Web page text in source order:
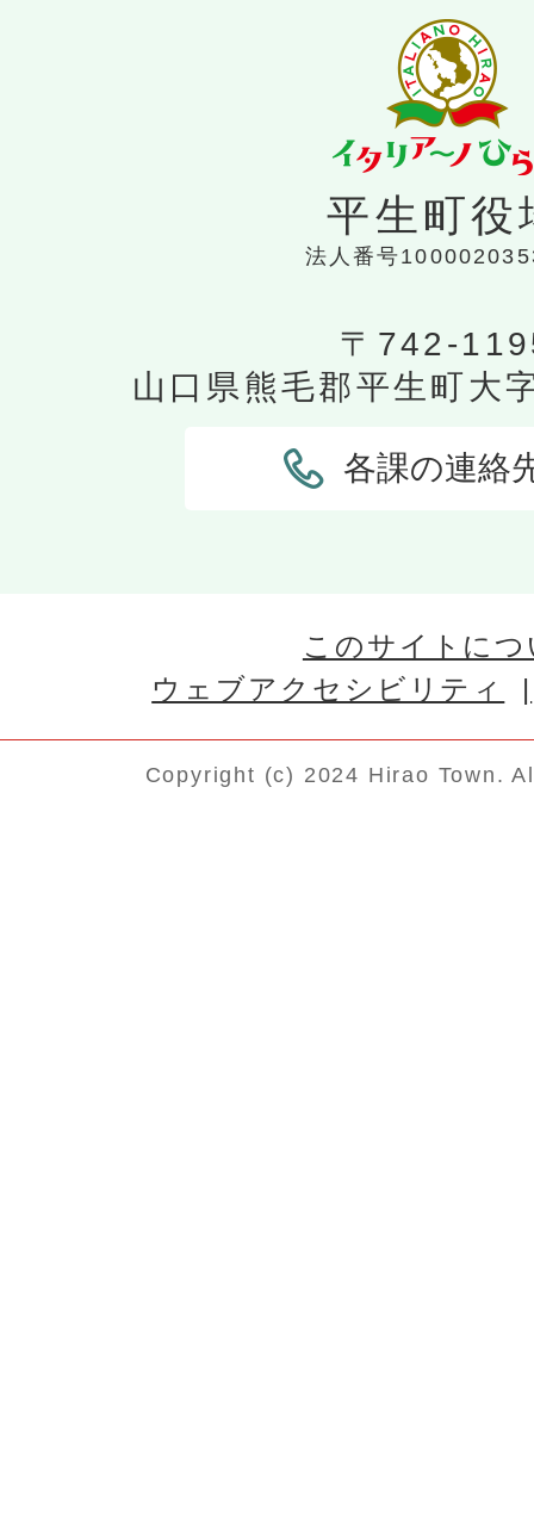
平生町役
法人番号
〒742-
山口県熊毛郡平生町大
各課の連絡
このサイトに
ウェブアクセシビリティ
Copyright (c) 2024 Hirao Town.